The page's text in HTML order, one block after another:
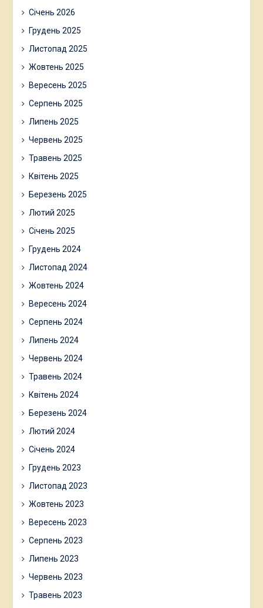
Січень 2026
Грудень 2025
Листопад 2025
Жовтень 2025
Вересень 2025
Серпень 2025
Липень 2025
Червень 2025
Травень 2025
Квітень 2025
Березень 2025
Лютий 2025
Січень 2025
Грудень 2024
Листопад 2024
Жовтень 2024
Вересень 2024
Серпень 2024
Липень 2024
Червень 2024
Травень 2024
Квітень 2024
Березень 2024
Лютий 2024
Січень 2024
Грудень 2023
Листопад 2023
Жовтень 2023
Вересень 2023
Серпень 2023
Липень 2023
Червень 2023
Травень 2023